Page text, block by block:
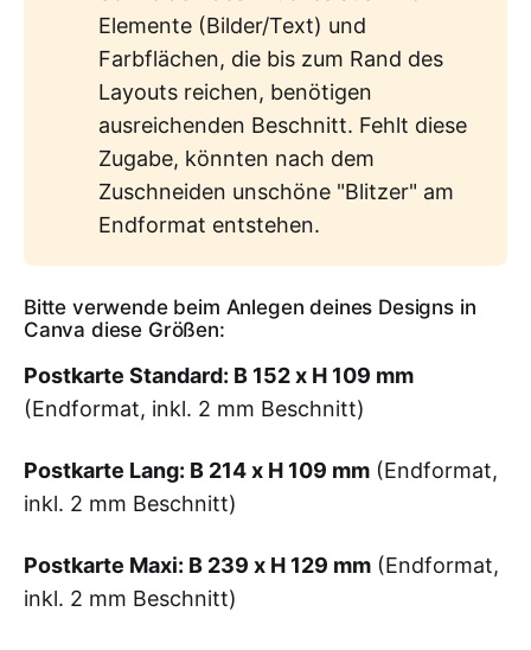
Elemente (Bilder/Text) und
Farbflächen, die bis zum Rand des
Layouts reichen, benötigen
ausreichenden Beschnitt. Fehlt diese
Zugabe, könnten nach dem
Zuschneiden unschöne "Blitzer" am
Endformat entstehen.
Bitte verwende beim Anlegen deines Designs in
Canva diese Größen:
Postkarte Standard: B 152 x H 109 mm
(Endformat, inkl. 2 mm Beschnitt)
Postkarte Lang: B 214 x H 109 mm (Endformat,
inkl. 2 mm Beschnitt)
Postkarte Maxi: B 239 x H 129 mm (Endformat,
inkl. 2 mm Beschnitt)